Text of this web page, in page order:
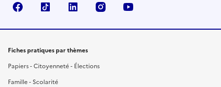
FacebookTikTok LinkedIn Instagram
Fiches pratiques par thèmes
Papiers - Citoyenneté - Élections
Famille - Scolarité